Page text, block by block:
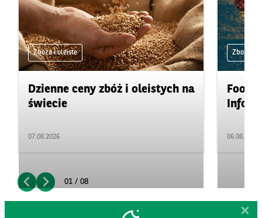
Zboża i oleiste
Dzienne ceny zbóż i oleistych na
świecie
07.08.2026
Zboża i
06.08.2026
01 / 08